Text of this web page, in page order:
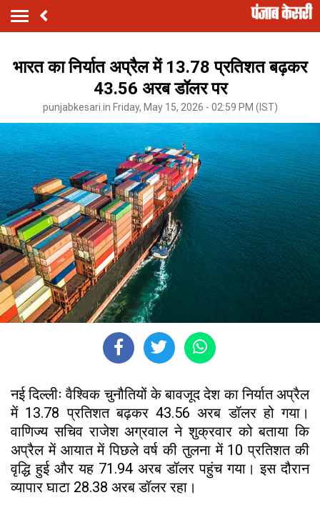
भारत का निर्यात अप्रैल में 13.78 प्रतिशत बढ़कर
43.56 अरब डॉलर पर
punjabkesari.in Friday, May 15, 2026 - 02:59 PM (IST)
नई दिल्लीः वैश्विक चुनौतियों के बावजूद देश का निर्यात अप्रैल
में 13.78 प्रतिशत बढ़कर 43.56 अरब डॉलर हो गया।
वाणिज्य सचिव राजेश अग्रवाल ने शुक्रवार को बताया कि
अप्रैल में आयात में पिछले वर्ष की तुलना में 10 प्रतिशत की
वृद्धि हुई और यह 71.94 अरब डॉलर पहुंच गया। इस दौरान
व्यापार घाटा 28.38 अरब डॉलर रहा।